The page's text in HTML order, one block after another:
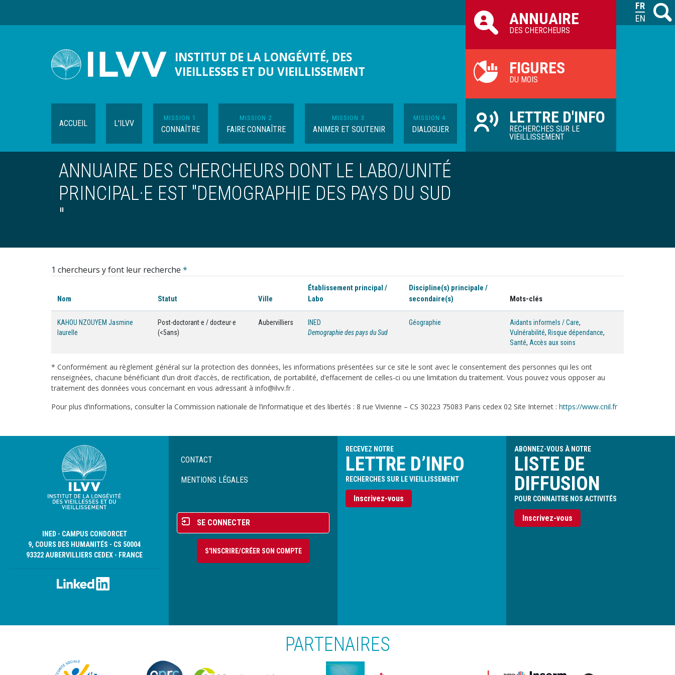
M
INSTITUT DE LA LONGÉVITÉ, DES
VIEILLESSES ET DU VIEILLISSEMENT
ACCUEIL L'ILVV
MISSION 1
CONNAÎTRE
MISSION 2
FAIRE CONNAÎTRE
MISSION 3
ANIMER ET SOUTENIR
MISSION 4
DIALOGUER
ILVV
ANNUAIRE
DES CHERCHEURS
FIGURES
DU MOIS
LETTRE D'INFO
RECHERCHES SUR LE
VIEILLISSEMENT
ANNUAIRE DES CHERCHEURS DONT LE LABO/UNITÉ
PRINCIPAL·E EST "DEMOGRAPHIE DES PAYS DU SUD
"
1 chercheurs y font leur recherche *
Nom Statut Ville
Établissement principal /
Labo
Discipline(s) principale /
secondaire(s)
Mots-clés
KAHOU NZOUYEM Jasmine
laurelle
Post-doctorant·e / docteur·e
(<5ans)
Aubervilliers
INED
Demographie des pays du Sud
Géographie Aidants informels / Care,
Vulnérabilité, Risque dépendance,
Santé, Accès aux soins
* Conformément au règlement général sur la protection des données, les informations présentées sur ce site le sont avec le consentement des personnes qui les ont
renseignées, chacune bénéficiant d’un droit d’accès, de rectification, de portabilité, d’effacement de celles-ci ou une limitation du traitement. Vous pouvez vous opposer au
traitement des données vous concernant en vous adressant à info@ilvv.fr .
Pour plus d’informations, consulter la Commission nationale de l’informatique et des libertés : 8 rue Vivienne – CS 30223 75083 Paris cedex 02 Site Internet : https://www.cnil.fr
INED - CAMPUS CONDORCET
9, COURS DES HUMANITÉS - CS 50004
93322 AUBERVILLIERS CEDEX - FRANCE
Menu
de
CONTACT
MENTIONS LÉGALES
Menu
du
compte
l'utilisateur
SE CONNECTER
S'INSCRIRE/CRÉER SON COMPTE
RECEVEZ NOTRE
LETTRE D’INFO
RECHERCHES SUR LE VIEILLISSEMENT
Inscrivez-vous
ABONNEZ-VOUS À NOTRE
LISTE DE
DIFFUSION
POUR CONNAITRE NOS ACTIVITÉS
Inscrivez-vous
PARTENAIRES
FRANÇAIS
ENGLISH